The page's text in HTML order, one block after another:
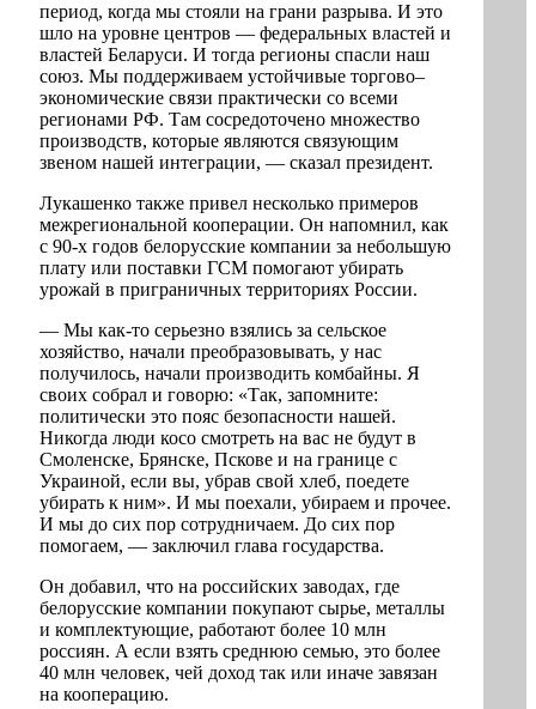
период, когда мы стояли на грани разрыва. И это
шло на уровне центров — федеральных властей и
властей Беларуси. И тогда регионы спасли наш
союз. Мы поддерживаем устойчивые торгово–
экономические связи практически со всеми
регионами РФ. Там сосредоточено множество
производств, которые являются связующим
звеном нашей интеграции, — сказал президент.
Лукашенко также привел несколько примеров
межрегиональной кооперации. Он напомнил, как
с 90-х годов белорусские компании за небольшую
плату или поставки ГСМ помогают убирать
урожай в приграничных территориях России.
— Мы как-то серьезно взялись за сельское
хозяйство, начали преобразовывать, у нас
получилось, начали производить комбайны. Я
своих собрал и говорю: «Так, запомните:
политически это пояс безопасности нашей.
Никогда люди косо смотреть на вас не будут в
Смоленске, Брянске, Пскове и на границе с
Украиной, если вы, убрав свой хлеб, поедете
убирать к ним». И мы поехали, убираем и прочее.
И мы до сих пор сотрудничаем. До сих пор
помогаем, — заключил глава государства.
Он добавил, что на российских заводах, где
белорусские компании покупают сырье, металлы
и комплектующие, работают более 10 млн
россиян. А если взять среднюю семью, это более
40 млн человек, чей доход так или иначе завязан
на кооперацию.